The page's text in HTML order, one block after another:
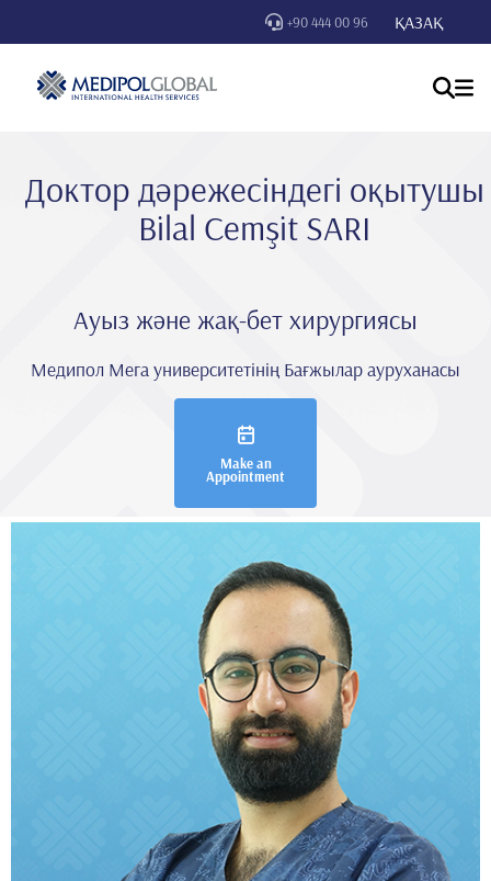
+90 444 00 96 ҚАЗАҚ
Доктор дәрежесіндегі оқытушы
Bi̇lal Cemşi̇t SARI
Ауыз және жақ-бет хирургиясы
Медипол Мега университетінің Бағжылар ауруханасы
Make an
Appointment